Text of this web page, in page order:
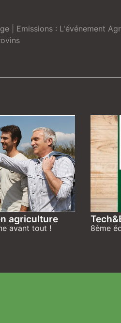
| Emissions : L'événement
agriculture
avant tout ! 8ème